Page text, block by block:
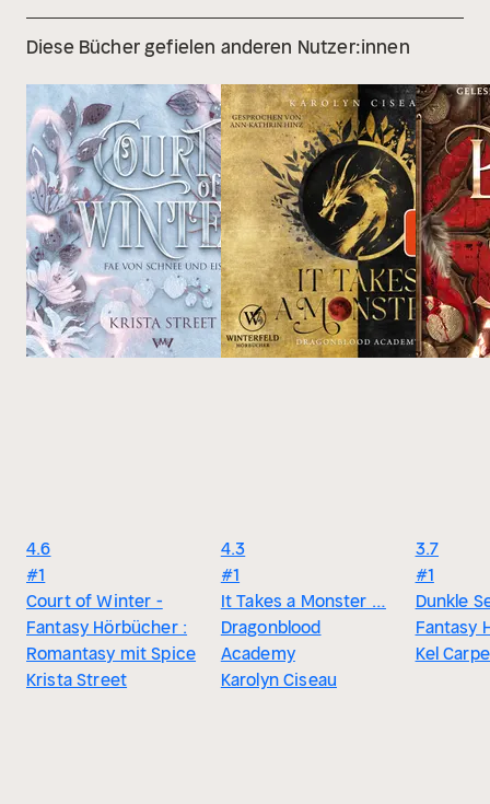
Diese Bücher gefielen anderen Nutzer:innen
4.6
#1
Court of Winter -
Fantasy Hörbücher :
Romantasy mit Spice
Krista Street
4.3
#1
It Takes a Monster …
Dragonblood
Academy
Karolyn Ciseau
3.7
#1
Dunkle
Fantasy
Kel